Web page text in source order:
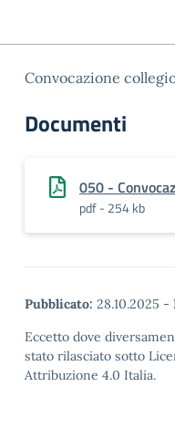
Convocazione
Documenti
050 -
pdf - 254 kb
Pubblicato: 28.10.2025 -
Eccetto dove
stato rilasciato sotto
Attribuzione 4.0 Italia.